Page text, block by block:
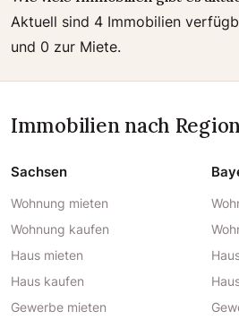
Aktuell sind 4 Immobilien
und 0 zur Miete.
Immobilien nach
Sachsen
Wohnung mieten
Wohnung kaufen
Haus mieten
Haus kaufen
Gewerbe mieten